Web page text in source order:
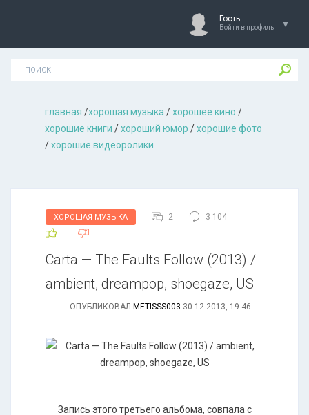
Гость
Войти в профиль
главная /хорошая музыкa /хорошее кино /
хорошие книги /хороший юмор /хорошие фото
/хорошие видеоролики
ХОРОШАЯ МУЗЫКА 2 3 104
Carta — The Faults Follow (2013) /
ambient, dreampop, shoegaze, US
ОПУБЛИКОВАЛ METISSS003 30-12-2013, 19:46
Запись этого третьего альбома, совпала с